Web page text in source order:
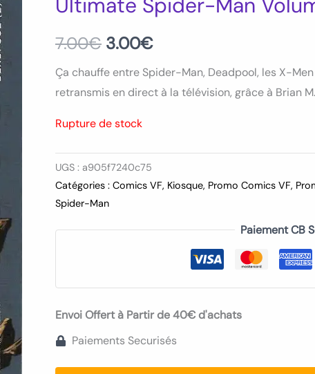
7.00€
initial
était :
7.00€.
3.00€
actuel
est :
3.00€.
Ça chauffe entre Spider-Man, Deadpool, les X-
retransmis en direct à la télévision, grâce à Brian
Rupture de stock
UGS : a905f7240c75
Catégories : Comics VF, Kiosque, Promo Comics VF,
Spider-Man
Paiement CB
Envoi Offert à Partir de 40€ d'achats
Paiements Securisés